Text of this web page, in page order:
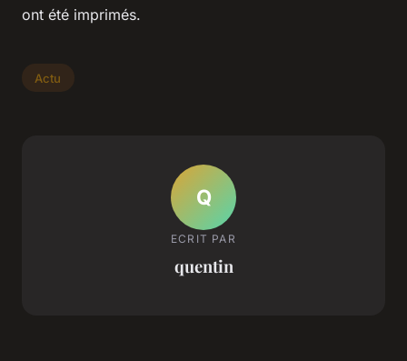
ont été imprimés.
Actu
Q
ECRIT PAR
quentin